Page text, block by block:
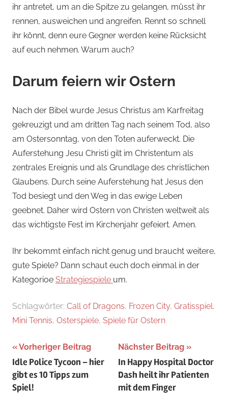
ihr antretet, um an die Spitze zu gelangen, müsst ihr
rennen, ausweichen und angreifen. Rennt so schnell
ihr könnt, denn eure Gegner werden keine Rücksicht
auf euch nehmen. Warum auch?
Darum feiern wir Ostern
Nach der Bibel wurde Jesus Christus am Karfreitag
gekreuzigt und am dritten Tag nach seinem Tod, also
am Ostersonntag, von den Toten auferweckt. Die
Auferstehung Jesu Christi gilt im Christentum als
zentrales Ereignis und als Grundlage des christlichen
Glaubens. Durch seine Auferstehung hat Jesus den
Tod besiegt und den Weg in das ewige Leben
geebnet. Daher wird Ostern von Christen weltweit als
das wichtigste Fest im Kirchenjahr gefeiert. Amen.
Ihr bekommt einfach nicht genug und braucht weitere,
gute Spiele? Dann schaut euch doch einmal in der
Kategorioe Strategiespiele um.
Schlagwörter: Call of Dragons, Frozen City, Gratisspiel,
Mini Tennis, Osterspiele, Spiele für Ostern
Beitragsnavigation
Vorheriger Beitrag
Idle Police Tycoon – hier
gibt es 10 Tipps zum
Spiel!
Nächster Beitrag
In Happy Hospital Doctor
Dash heilt ihr Patienten
mit dem Finger